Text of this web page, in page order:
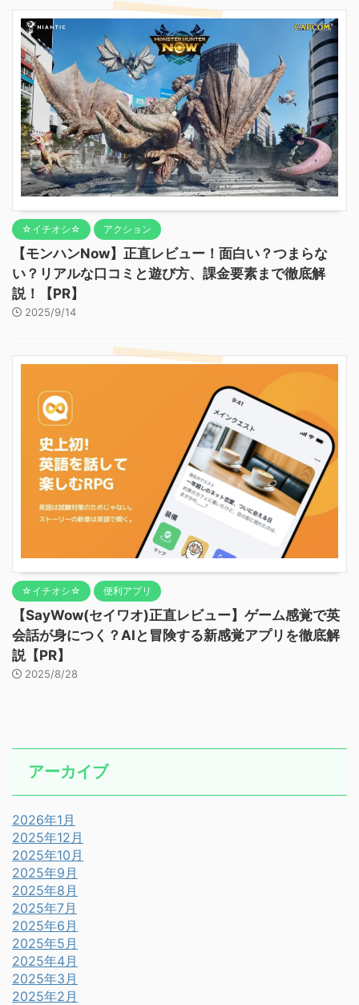
☆イチオシ☆ アクション
【モンハンNow】正直レビュー！面白い？つまらな
い？リアルな口コミと遊び方、課金要素まで徹底解
説！【PR】
2025/9/14
☆イチオシ☆ 便利アプリ
【SayWow(セイワオ)正直レビュー】ゲーム感覚で英
会話が身につく？AIと冒険する新感覚アプリを徹底解
説【PR】
2025/8/28
アーカイブ
2026年1月
2025年12月
2025年10月
2025年9月
2025年8月
2025年7月
2025年6月
2025年5月
2025年4月
2025年3月
2025年2月